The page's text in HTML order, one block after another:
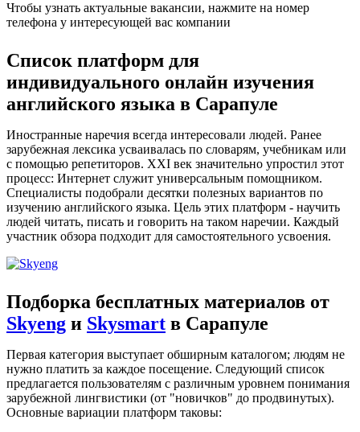
Чтобы узнать актуальные вакансии, нажмите на номер
телефона у интересующей вас компании
Список платформ для
индивидуального онлайн изучения
английского языка в Сарапуле
Иностранные наречия всегда интересовали людей. Ранее
зарубежная лексика усваивалась по словарям, учебникам или
с помощью репетиторов. XXI век значительно упростил этот
процесс: Интернет служит универсальным помощником.
Специалисты подобрали десятки полезных вариантов по
изучению английского языка. Цель этих платформ - научить
людей читать, писать и говорить на таком наречии. Каждый
участник обзора подходит для самостоятельного усвоения.
Подборка бесплатных материалов от
Skyeng и Skysmart в Сарапуле
Первая категория выступает обширным каталогом; людям не
нужно платить за каждое посещение. Следующий список
предлагается пользователям с различным уровнем понимания
зарубежной лингвистики (от "новичков" до продвинутых).
Основные вариации платформ таковы: